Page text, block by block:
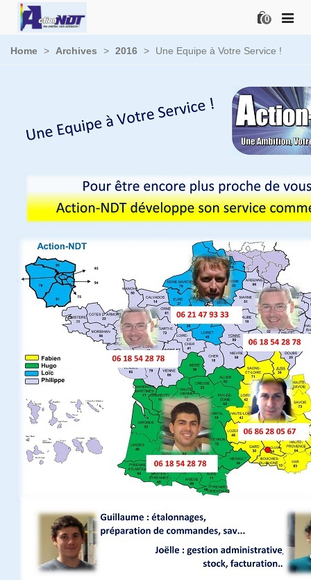
0
Home > Archives > 2016 > Une Equipe à Votre Service !